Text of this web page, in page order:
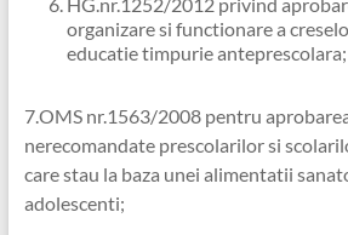
organizare si functionare a
educatie timpurie anteprescolara;
7.OMS nr.1563/2008 pentru
nerecomandate prescolarilor si
care stau la baza unei alimentatii
adolescenti;